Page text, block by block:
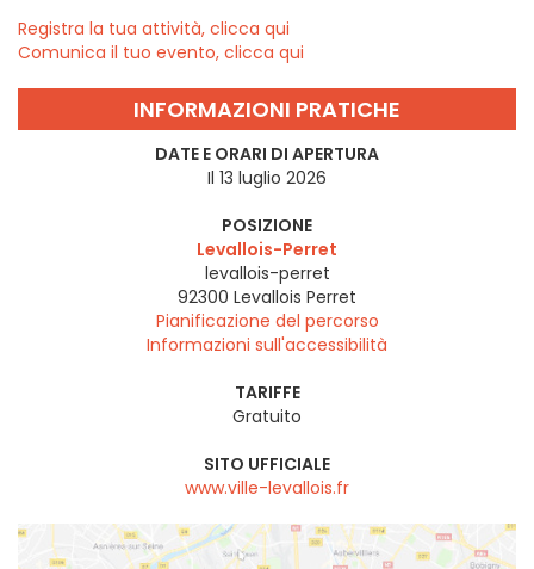
Registra la tua attività, clicca qui
Comunica il tuo evento, clicca qui
INFORMAZIONI PRATICHE
DATE E ORARI DI APERTURA
Il 13 luglio 2026
POSIZIONE
Levallois-Perret
levallois-perret
92300 Levallois Perret
Pianificazione del percorso
Informazioni sull'accessibilità
TARIFFE
Gratuito
SITO UFFICIALE
www.ville-levallois.fr